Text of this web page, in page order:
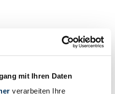
mit Ihren Daten
verarbeiten Ihre